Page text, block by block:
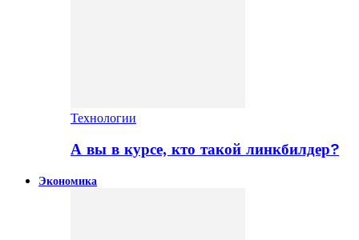
Технологии
А вы в курсе, кто такой линкбилдер?
Экономика